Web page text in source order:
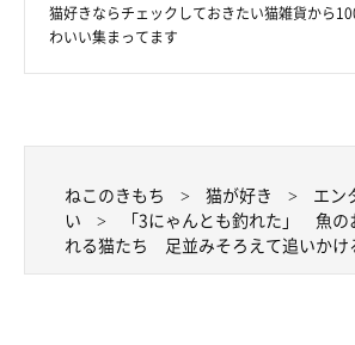
猫好きならチェックしておきたい猫雑貨から
わいい集まってます
ねこのきもち 猫が好き エン
い
「3にゃんとも釣れた」 魚の
れる猫たち 足並みそろえて追いかけ